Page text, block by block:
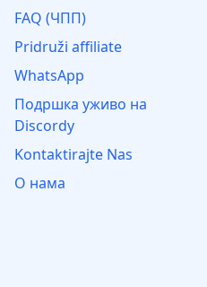
FAQ (ЧПП)
Pridruži affiliate
WhatsApp
Подршка уживо на
Discordу
Kontaktirajte Nas
О нама